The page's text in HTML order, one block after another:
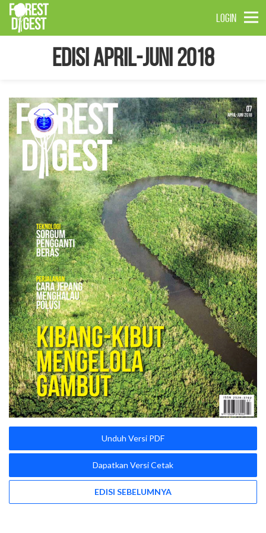
LOGIN
Edisi April-Juni 2018
Unduh Versi PDF
Dapatkan Versi Cetak
EDISI SEBELUMNYA